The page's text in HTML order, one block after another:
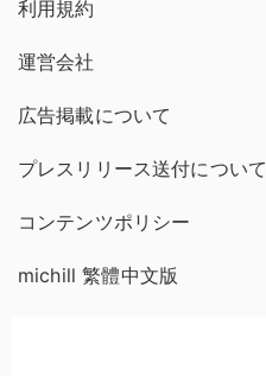
利用規約
運営会社
広告掲載について
プレスリリース送付について
コンテンツポリシー
michill 繁體中文版